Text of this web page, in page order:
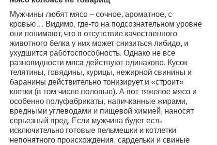
Мужчины любят мясо – сочное, ароматное, с
кровью… Видимо, где-то на подсознательном уровне
они понимают, что в отсутствие качественного
животного белка у них может снизиться либидо, и
ухудшится работоспособность. Однако не все
разновидности мяса действуют одинаково. Кусок
телятины, говядины, курицы, нежирной свинины и
баранины действительно тонизирует и «строит»
клетки (в том числе половые). А вот тяжелое мясо и
особенно полуфабрикаты, напичканные жирами,
вредными углеводами и пищевой химией, наносят
серьезный вред. Если мужчина будет есть
исключительно готовые пельмешки и котлетки
непонятного происхождения, сардельки и свиные